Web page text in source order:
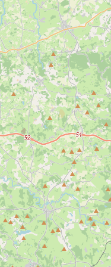
Bricolage
Retrouvez ici tous
magasins de
d’Argenton-Sur-